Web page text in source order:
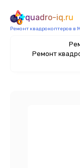
quadro-iq.ru
Ремонт квадрокоптеров в
Ремонт